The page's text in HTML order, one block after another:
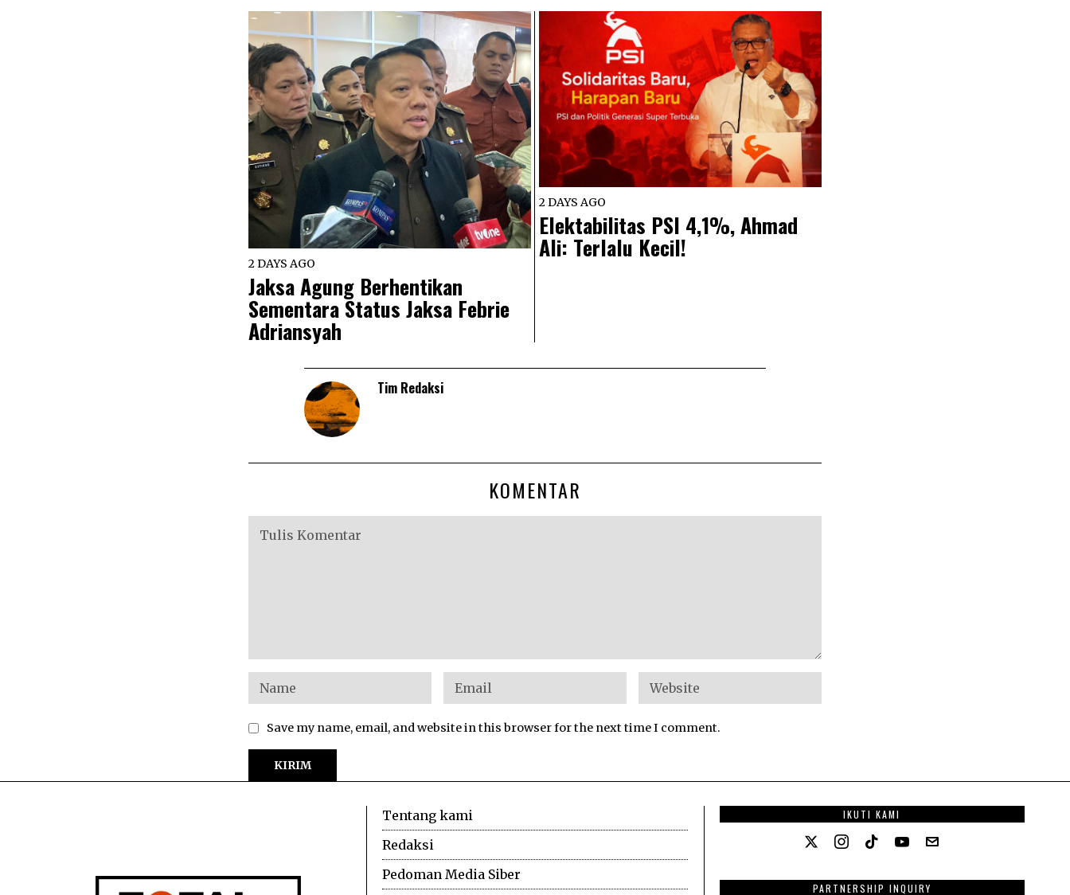
2 DAYS AGO
Jaksa Agung Berhentikan
Sementara Status Jaksa Febrie
Adriansyah
2 DAYS AGO
Elektabilitas PSI 4,1%, Ahmad
Ali: Terlalu Kecil!
Tim Redaksi
KOMENTAR
Save my name, email, and website in this browser for the next time I comment.
Tentang kami
Redaksi
Pedoman Media Siber
IKUTI KAMI
PARTNERSHIP INQUIRY